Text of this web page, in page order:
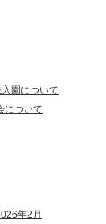
園について
について
年2月